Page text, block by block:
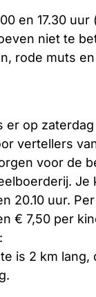
en 17.30 uur
niet te
rode muts
op
vertellers
voor de
Je
20.10 uur.
€ 7,50 per
is 2 km